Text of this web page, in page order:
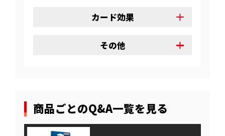
カード効果
その他
商品ごとのQ&A一覧を見る